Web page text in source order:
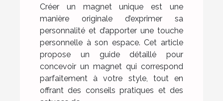
Créer un magnet unique est une
manière originale d’exprimer sa
personnalité et d’apporter une touche
personnelle à son espace. Cet article
propose un guide détaillé pour
concevoir un magnet qui correspond
parfaitement à votre style, tout en
offrant des conseils pratiques et des